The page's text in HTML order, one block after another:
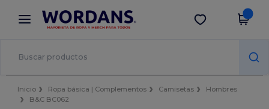
× App de Wordans
¡Mejores precios en app!
Descargar app
Inicio Ropa básica | Complementos Camisetas
Hombres
B&C BC062